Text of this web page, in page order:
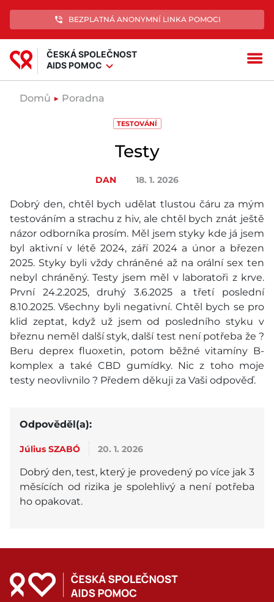
phone_in_talk BEZPLATNÁ ANONYMNÍ LINKA POMOCI
ČESKÁ SPOLEČNOST
AIDS POMOC expand_more menu
Domů ▶ Poradna
TESTOVÁNÍ
Testy
DAN 18. 1. 2026
Dobrý den, chtěl bych udělat tlustou čáru za mým
testováním a strachu z hiv, ale chtěl bych znát ještě
názor odborníka prosím. Měl jsem styky kde já jsem
byl aktivní v létě 2024, září 2024 a únor a březen
2025. Styky byli vždy chráněné až na orální sex ten
nebyl chráněný. Testy jsem měl v laboratoři z krve.
První 24.2.2025, druhý 3.6.2025 a třetí poslední
8.10.2025. Všechny byli negativní. Chtěl bych se pro
klid zeptat, když už jsem od posledního styku v
březnu neměl další styk, další test není potřeba že ?
Beru deprex fluoxetin, potom běžné vitamíny B-
komplex a také CBD gumídky. Nic z toho moje
testy neovlivnilo ? Předem děkuji za Vaši odpověď.
Odpověděl(a):
Július SZABÓ 20. 1. 2026
Dobrý den, test, který je provedený po více jak 3
měsících od rizika je spolehlivý a není potřeba
ho opakovat.